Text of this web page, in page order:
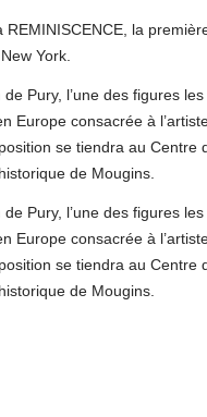
la
York.
Pury, l’une des figures
Europe consacrée à
se tiendra au
de Mougins.
Pury, l’une des figures
Europe consacrée à
se tiendra au
de Mougins.